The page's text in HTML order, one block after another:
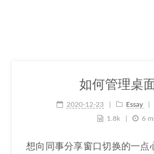
如何管理桌
2020-12-23 Essay
1.8k
6
想向同事分享窗口切换的一点